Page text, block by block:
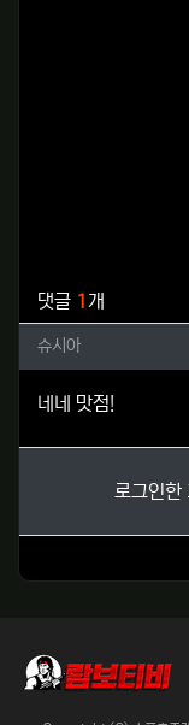
댓글 1개
슈시아님의
슈시아
네네 맛점!
로그인한